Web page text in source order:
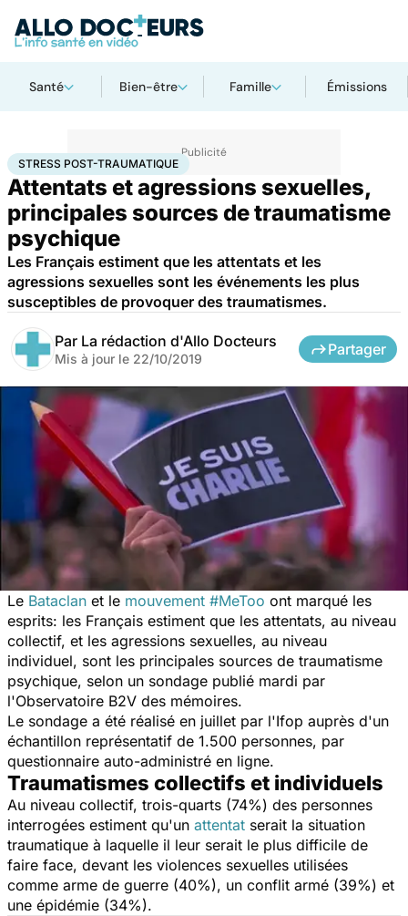
Santé Bien-être Famille Émissions
AccueilSantéStress post-traumatique
STRESS POST-TRAUMATIQUE
Attentats et agressions sexuelles,
principales sources de traumatisme
psychique
Les Français estiment que les attentats et les
agressions sexuelles sont les événements les plus
susceptibles de provoquer des traumatismes.
Par La rédaction d'Allo Docteurs
Mis à jour le 22/10/2019
Partager
Le Bataclan et le mouvement #MeToo ont marqué les
esprits: les Français estiment que les attentats, au niveau
collectif, et les agressions sexuelles, au niveau
individuel, sont les principales sources de traumatisme
psychique, selon un sondage publié mardi par
l'Observatoire B2V des mémoires.
Le sondage a été réalisé en juillet par l'Ifop auprès d'un
échantillon représentatif de 1.500 personnes, par
questionnaire auto-administré en ligne.
Traumatismes collectifs et individuels
Au niveau collectif, trois-quarts (74%) des personnes
interrogées estiment qu'un attentat serait la situation
traumatique à laquelle il leur serait le plus difficile de
faire face, devant les violences sexuelles utilisées
comme arme de guerre (40%), un conflit armé (39%) et
une épidémie (34%).